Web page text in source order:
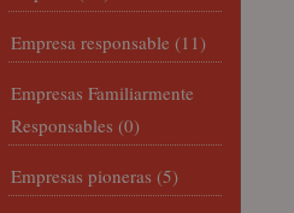
Empresa responsable (11)
Empresas Familiarmente
Responsables (0)
Empresas pioneras (5)